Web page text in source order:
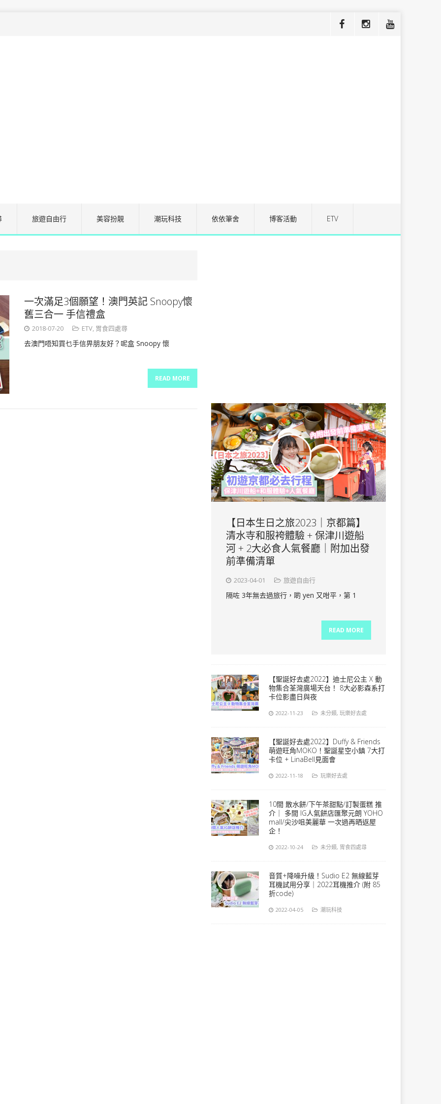
旅遊自由行 美容扮靚 潮玩科技 依依筆舍 博客活動 ETV
一次滿足3個願望！澳門英記 Snoopy懷
舊三合一 手信禮盒
2018-07-20 ETV, 胃食四處尋
去澳門唔知買乜手信畀朋友好？呢盒 Snoopy 懷
READ MORE
【日本生日之旅2023｜京都篇】
清水寺和服袴體驗 + 保津川遊船
河 + 2大必食人氣餐廳｜附加出發
前準備清單
2023-04-01 旅遊自由行
隔咗 3年無去過旅行，啲 yen 又咁平，第 1
READ MORE
【聖誕好去處2022】迪士尼公主 X 動
物集合荃灣廣場天台！ 8大必影森系打
卡位影盡日與夜
2022-11-23 未分類,玩樂好去處
【聖誕好去處2022】Duffy & Friends
萌遊旺角MOKO！聖誕星空小鎮 7大打
卡位 + LinaBell見面會
2022-11-18 玩樂好去處
10間 散水餅/下午茶甜點/訂製蛋糕 推
介｜ 多間 IG人氣餅店匯聚元朗 YOHO
mall/尖沙咀美麗華 一次過再晒返屋
企！
2022-10-24 未分類, 胃食四處尋
音質+降噪升級！Sudio E2 無線藍芽
耳機試用分享｜2022耳機推介 (附 85
折code)
2022-04-05 潮玩科技